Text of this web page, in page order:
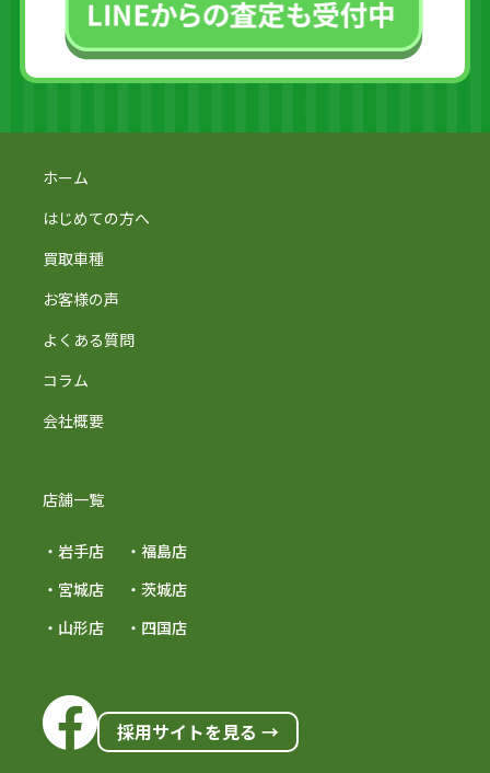
ホーム
はじめての方へ
買取車種
お客様の声
よくある質問
コラム
会社概要
店舗一覧
・岩手店
・宮城店
・山形店
・福島店
・茨城店
・四国店
採用サイトを見る →